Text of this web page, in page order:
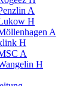
A
H
A
H
A
H